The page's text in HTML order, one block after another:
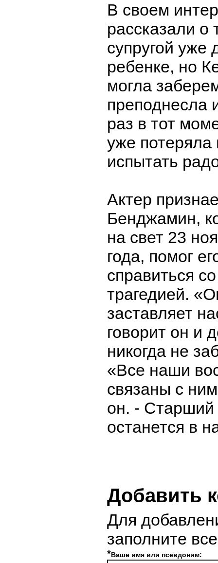
В своем
рассказали о
супругой уже
ребенке, но
могла
преподнесла
раз в тот
уже
испытать
Актер
Бенджамин,
на свет 23
года, помог
справиться
трагедией.
заставляет
говорит он и
никогда не
«Все наши
связаны с
он. - Старший
останется в
Добавить
Для
заполните
*Ваше имя или псевдоним: